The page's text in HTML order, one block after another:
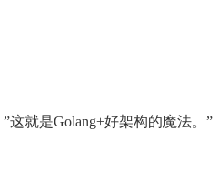
就是Golang+好架构的魔法。”